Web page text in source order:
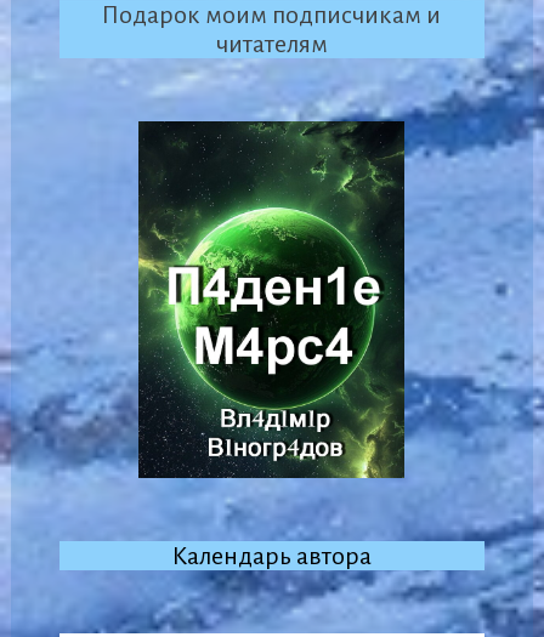
Подарок моим подписчикам и
читателям
Календарь автора